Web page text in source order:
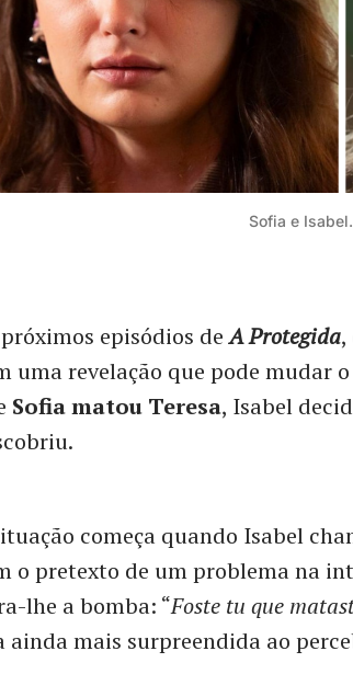
Sofia e Isabel.
episódios deA Protegida,
uma revelação que pode mudar
Sofia matou Teresa, Isabel
começa quando Isabel
o pretexto de um problema na
lhe a bomba: “Foste tu que
ainda mais surpreendida ao